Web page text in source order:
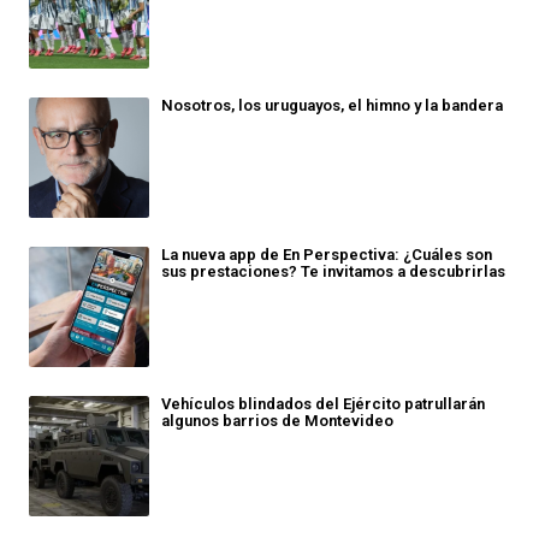
Nosotros, los uruguayos, el himno y la bandera
La nueva app de En Perspectiva: ¿Cuáles son
sus prestaciones? Te invitamos a descubrirlas
Vehículos blindados del Ejército patrullarán
algunos barrios de Montevideo